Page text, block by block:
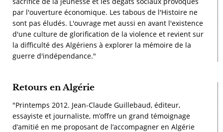
par l'ouverture économique. Les tabous de l'Histoire ne
sont pas éludés. L'ouvrage met aussi en avant l'existence
d'une culture de glorification de la violence et revient sur
la difficulté des Algériens à explorer la mémoire de la
guerre d'indépendance."
Retours en Algérie
"Printemps 2012. Jean-Claude Guillebaud, éditeur,
essayiste et journaliste, m’offre un grand témoignage
d’amitié en me proposant de l’accompagner en Algérie